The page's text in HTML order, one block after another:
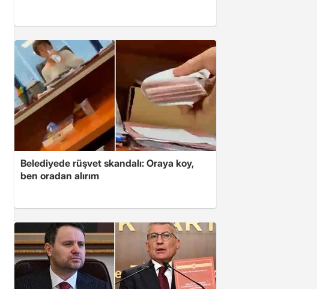
Belediyede rüşvet skandalı: Oraya koy,
ben oradan alırım